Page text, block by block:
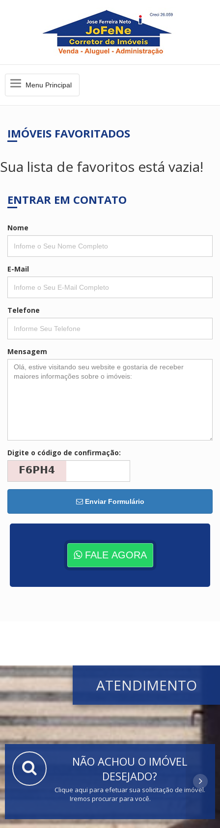
MenuMenu Principal
IMÓVEIS FAVORITADOS
Sua lista de favoritos está vazia!
ENTRAR EM CONTATO
Nome
E-Mail
Telefone
Mensagem
Digite o código de confirmação:
Enviar Formulário
FALE AGORA
ATENDIMENTO
NÃO ACHOU O IMÓVEL
DESEJADO?
Clique aqui para efetuar sua solicitação de imóvel.
Iremos procurar para você.
Nome Completo:
Seu E-mail:
Telefone ou WhatsApp: